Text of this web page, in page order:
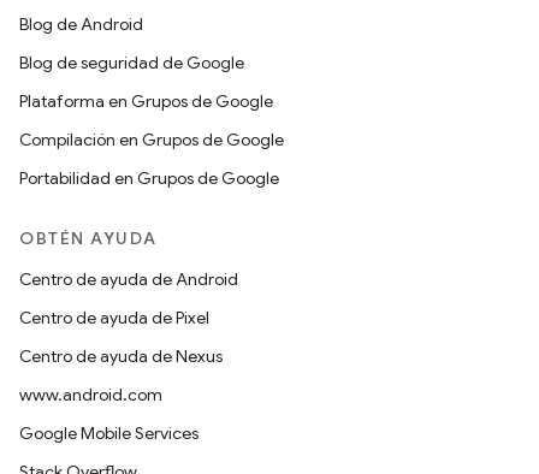
Blog de Android
Blog de seguridad de Google
Plataforma en Grupos de Google
Compilación en Grupos de Google
Portabilidad en Grupos de Google
OBTÉN AYUDA
Centro de ayuda de Android
Centro de ayuda de Pixel
Centro de ayuda de Nexus
www.android.com
Google Mobile Services